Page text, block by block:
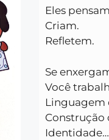
Eles
Criam.
Refletem.
Se
Você
Linguagem
Construção
Identidade…